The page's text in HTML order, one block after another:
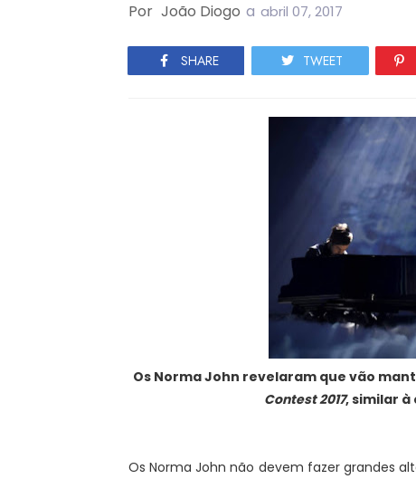
Por João Diogo a abril 07, 2017
SHARE TWEET
Os Norma John revelaram que vão
Contest 2017, similar
Os Norma John não devem fazer grandes